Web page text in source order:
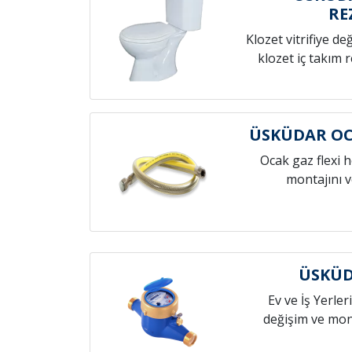
Klozet vitrifiye
klozet iç takım
ÜSKÜDAR
Ocak gaz flexi
montajını
Ev ve İş
değişim ve